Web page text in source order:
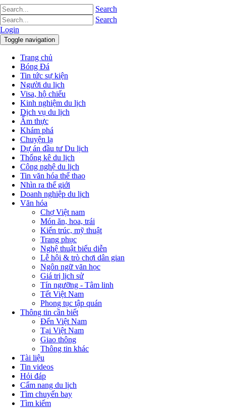
Search
Search
Login
Toggle navigation
Trang chủ
Bóng Đá
Tin tức sự kiện
Người du lịch
Visa, hộ chiếu
Kinh nghiệm du lịch
Dịch vụ du lịch
Ẩm thực
Khám phá
Chuyện lạ
Dự án đầu tư Du lịch
Thống kê du lịch
Công nghệ du lịch
Tin văn hóa thể thao
Nhìn ra thế giới
Doanh nghiệp du lịch
Văn hóa
Chợ Việt nam
Món ăn, hoa, trái
Kiến trúc, mỹ thuật
Trang phục
Nghệ thuật biểu diễn
Lễ hội & trò chơi dân gian
Ngôn ngữ văn học
Giá trị lịch sử
Tín ngưỡng - Tâm linh
Tết Việt Nam
Phong tục tập quán
Thông tin cần biết
Đến Việt Nam
Tại Việt Nam
Giao thông
Thông tin khác
Tài liệu
Tin videos
Hỏi đáp
Cẩm nang du lịch
Tìm chuyến bay
Tìm kiếm